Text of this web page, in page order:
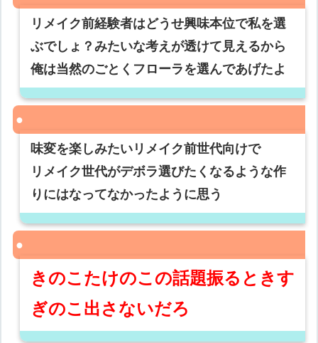
リメイク前経験者はどうせ興味本位で私を選
ぶでしょ？みたいな考えが透けて見えるから
俺は当然のごとくフローラを選んであげたよ
味変を楽しみたいリメイク前世代向けで
リメイク世代がデボラ選びたくなるような作
りにはなってなかったように思う
きのこたけのこの話題振るときす
ぎのこ出さないだろ